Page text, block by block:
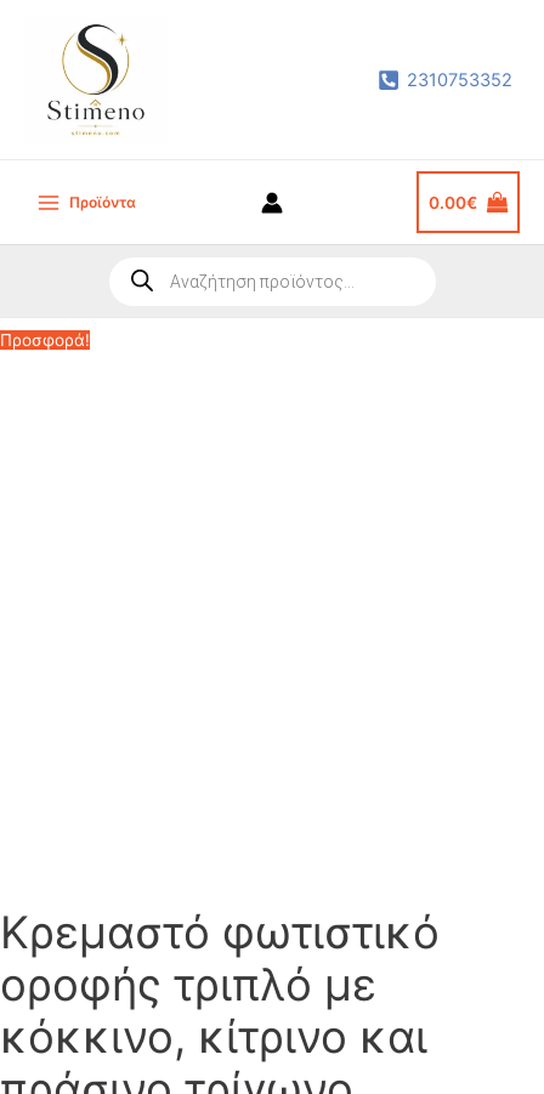
περιεχόμενο
2310753352
Main
Προϊόντα 0.00€
search
Προσφορά!
Κρεμαστό φωτιστικό
οροφής τριπλό με
κόκκινο, κίτρινο και